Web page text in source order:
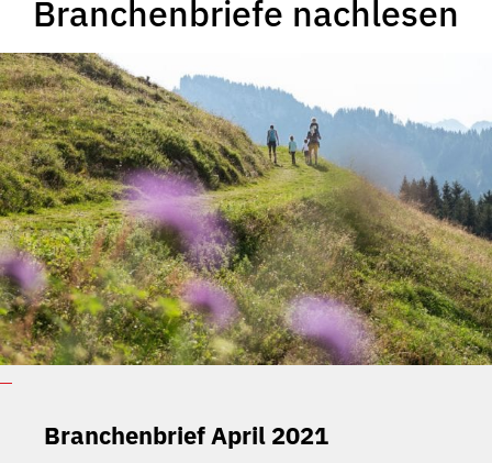
Branchenbriefe nachlesen
Branchenbrief April 2021